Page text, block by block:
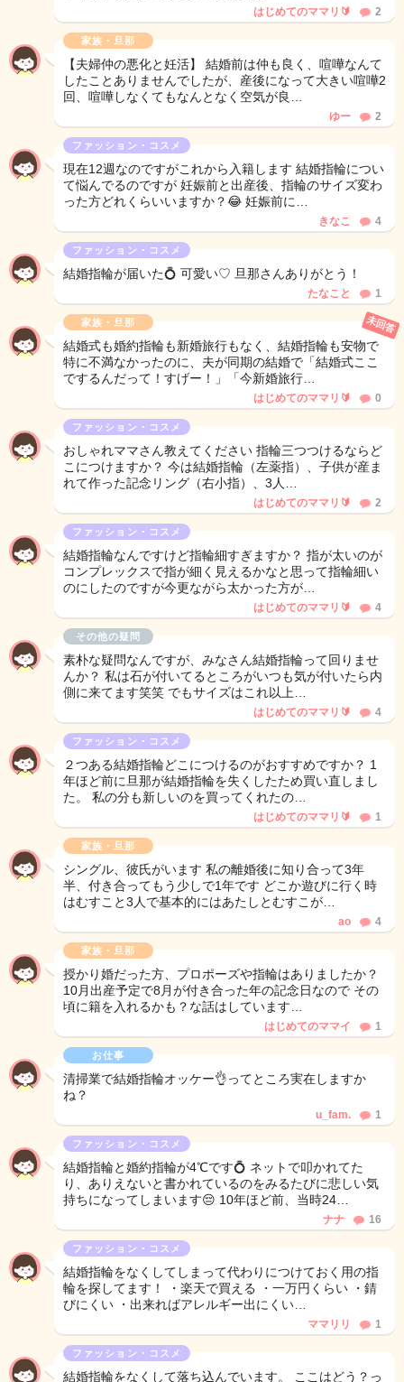
はじめてのママリ🔰 2
家族・旦那
【夫婦仲の悪化と妊活】 結婚前は仲も良く、喧嘩なんて
したことありませんでしたが、産後になって大きい喧嘩2
回、喧嘩しなくてもなんとなく空気が良…
ゆー 2
ファッション・コスメ
現在12週なのですがこれから入籍します 結婚指輪につい
て悩んでるのですが 妊娠前と出産後、指輪のサイズ変わ
った方どれくらいいますか？😂 妊娠前に…
きなこ 4
ファッション・コスメ
結婚指輪が届いた💍 可愛い♡ 旦那さんありがとう！
たなこと 1
家族・旦那
結婚式も婚約指輪も新婚旅行もなく、結婚指輪も安物で
特に不満なかったのに、夫が同期の結婚で「結婚式ここ
でするんだって！すげー！」「今新婚旅行…
未回答
はじめてのママリ🔰 0
ファッション・コスメ
おしゃれママさん教えてください 指輪三つつけるならど
こにつけますか？ 今は結婚指輪（左薬指）、子供が産ま
れて作った記念リング（右小指）、3人…
はじめてのママリ🔰 2
ファッション・コスメ
結婚指輪なんですけど指輪細すぎますか？ 指が太いのが
コンプレックスで指が細く見えるかなと思って指輪細い
のにしたのですが今更ながら太かった方が…
はじめてのママリ🔰 4
その他の疑問
素朴な疑問なんですが、みなさん結婚指輪って回りませ
んか？ 私は石が付いてるところがいつも気が付いたら内
側に来てます笑笑 でもサイズはこれ以上…
はじめてのママリ🔰 4
ファッション・コスメ
２つある結婚指輪どこにつけるのがおすすめですか？ 1
年ほど前に旦那が結婚指輪を失くしたため買い直しまし
た。 私の分も新しいのを買ってくれたの…
はじめてのママリ🔰 1
家族・旦那
シングル、彼氏がいます 私の離婚後に知り合って3年
半、付き合ってもう少しで1年です どこか遊びに行く時
はむすこと3人で基本的にはあたしとむすこが…
ao 4
家族・旦那
授かり婚だった方、プロポーズや指輪はありましたか？
10月出産予定で8月が付き合った年の記念日なので その
頃に籍を入れるかも？な話はしています…
はじめてのママイ 1
お仕事
清掃業で結婚指輪オッケー👌ってところ実在しますか
ね？
u_fam. 1
ファッション・コスメ
結婚指輪と婚約指輪が4℃です💍 ネットで叩かれてた
り、ありえないと書かれているのをみるたびに悲しい気
持ちになってしまいます😔 10年ほど前、当時24…
ナナ 16
ファッション・コスメ
結婚指輪をなくしてしまって代わりにつけておく用の指
輪を探してます！ ・楽天で買える ・一万円くらい ・錆
びにくい ・出来ればアレルギー出にくい…
ママリリ 1
ファッション・コスメ
結婚指輪をなくして落ち込んでいます。 ここはどう？っ